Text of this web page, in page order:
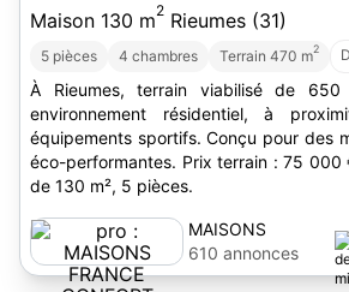
Maison 130 m2 Rieumes (31)
5 pièces 4 chambres Terrain 470 m2
À Rieumes, terrain viabilisé de
environnement résidentiel, à
équipements sportifs. Conçu pour des
éco-performantes. Prix terrain : 75 000
de 130 m², 5 pièces.
MAISONS
FRANCE
CONFORT
610 annonces